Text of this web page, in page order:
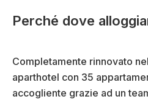
Perché dove
Completamente rinnovato
aparthotel con 35
accogliente grazie ad un